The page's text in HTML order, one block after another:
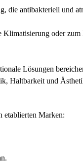
die antibakteriell und
Klimatisierung oder
Lösungen
Haltbarkeit und
etablierten Marken: